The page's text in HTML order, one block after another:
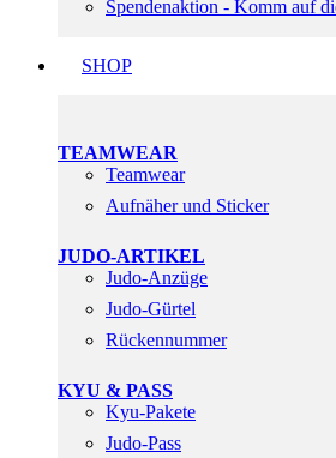
Spendenaktion - Komm auf
SHOP
TEAMWEAR
Teamwear
Aufnäher und Sticker
JUDO-ARTIKEL
Judo-Anzüge
Judo-Gürtel
Rückennummer
KYU & PASS
Kyu-Pakete
Judo-Pass